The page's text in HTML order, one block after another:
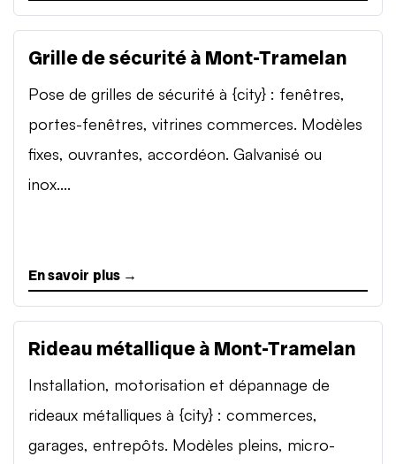
Grille de sécurité à Mont-Tramelan
Pose de grilles de sécurité à {city} : fenêtres,
portes-fenêtres, vitrines commerces. Modèles
fixes, ouvrantes, accordéon. Galvanisé ou
inox....
En savoir plus →
Rideau métallique à Mont-Tramelan
Installation, motorisation et dépannage de
rideaux métalliques à {city} : commerces,
garages, entrepôts. Modèles pleins, micro-